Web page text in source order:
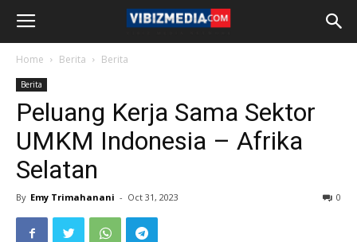
Home Berita Berita
Berita
Peluang Kerja Sama Sektor
UMKM Indonesia – Afrika
Selatan
By Emy Trimahanani - Oct 31, 2023 0